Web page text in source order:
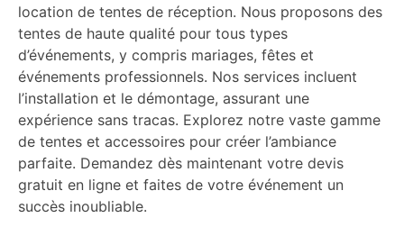
location de tentes de réception. Nous proposons des
tentes de haute qualité pour tous types
d’événements, y compris mariages, fêtes et
événements professionnels. Nos services incluent
l’installation et le démontage, assurant une
expérience sans tracas. Explorez notre vaste gamme
de tentes et accessoires pour créer l’ambiance
parfaite. Demandez dès maintenant votre devis
gratuit en ligne et faites de votre événement un
succès inoubliable.